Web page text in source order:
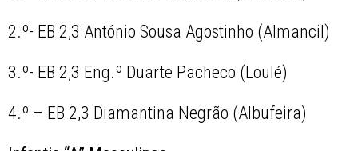
2.º- EB 2,3 António Sousa Agostinho (Almancil)
3.º- EB 2,3 Eng.º Duarte Pacheco (Loulé)
4.º – EB 2,3 Diamantina Negrão (Albufeira)